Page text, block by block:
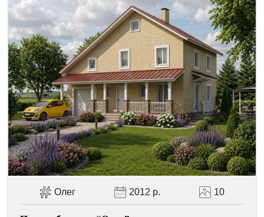
Олег 2012 р. 10